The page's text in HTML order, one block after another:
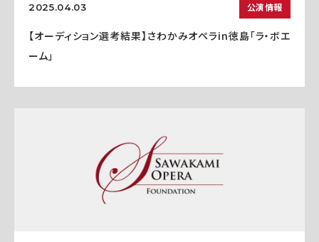
2025.04.03 公演情報
【オーディション選考結果】さわかみオペラin徳島「ラ・ボエ
ーム」